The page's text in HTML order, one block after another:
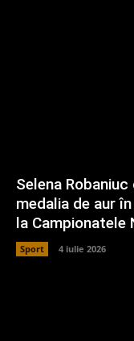
Selena
medalia de aur
la Campionatele
Sport 4 iulie 2026